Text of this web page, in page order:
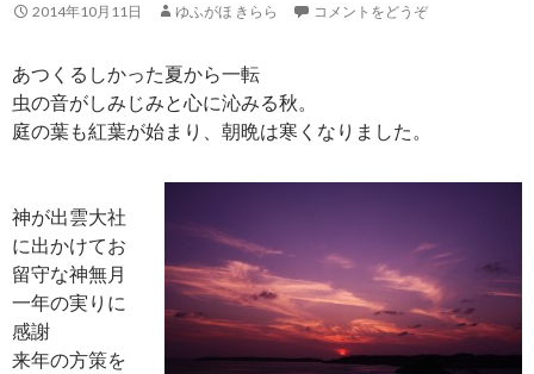
2014年10月11日 ゆふがほ きらら コメントをどうぞ
あつくるしかった夏から一転
虫の音がしみじみと心に沁みる秋。
庭の葉も紅葉が始まり、朝晩は寒くなりました。
神が出雲大社
に出かけてお
留守な神無月
一年の実りに
感謝
来年の方策を